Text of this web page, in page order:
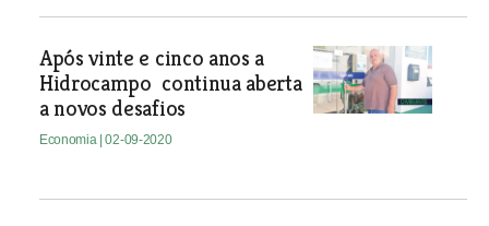
Após vinte e cinco anos a
Hidrocampo continua aberta
a novos desafios
Economia | 02-09-2020